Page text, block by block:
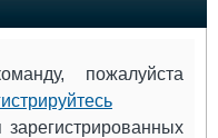
пожалуйста